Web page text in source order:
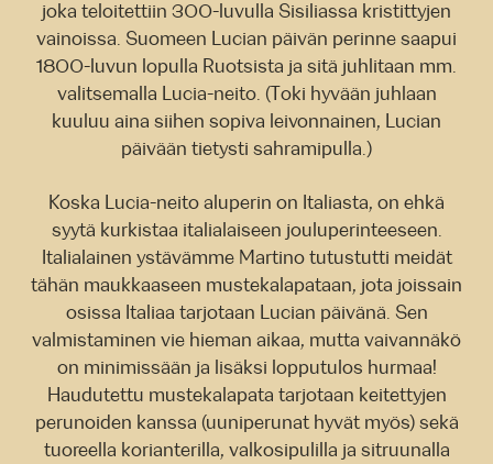
joka teloitettiin 300-luvulla Sisiliassa kristittyjen
vainoissa. Suomeen Lucian päivän perinne saapui
1800-luvun lopulla Ruotsista ja sitä juhlitaan mm.
valitsemalla Lucia-neito. (Toki hyvään juhlaan
kuuluu aina siihen sopiva leivonnainen, Lucian
päivään tietysti sahramipulla.)
Koska Lucia-neito aluperin on Italiasta, on ehkä
syytä kurkistaa italialaiseen jouluperinteeseen.
Italialainen ystävämme Martino tutustutti meidät
tähän maukkaaseen mustekalapataan, jota joissain
osissa Italiaa tarjotaan Lucian päivänä. Sen
valmistaminen vie hieman aikaa, mutta vaivannäkö
on minimissään ja lisäksi lopputulos hurmaa!
Haudutettu mustekalapata tarjotaan keitettyjen
perunoiden kanssa (uuniperunat hyvät myös) sekä
tuoreella korianterilla, valkosipulilla ja sitruunalla